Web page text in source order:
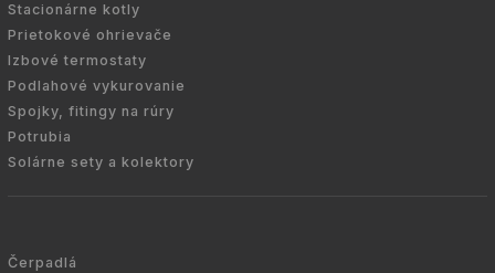
Stacionárne kotly
Prietokové ohrievače
Izbové termostaty
Podlahové vykurovanie
Spojky, fitingy na rúry
Potrubia
Solárne sety a kolektory
Čerpadlá